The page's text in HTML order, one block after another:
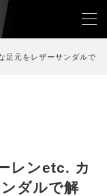
足元をレザーサンダルで
レンetc. カ
ダルで解